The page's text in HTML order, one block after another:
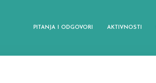
PITANJA I ODGOVORI AKTIVNOSTI